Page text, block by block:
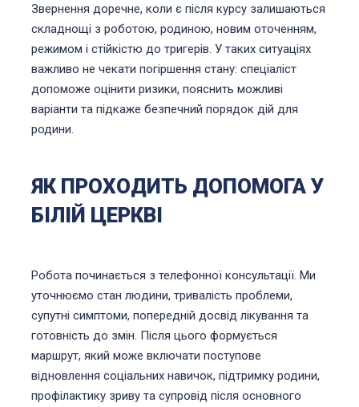
Звернення доречне, коли є після курсу залишаються
складнощі з роботою, родиною, новим оточенням,
режимом і стійкістю до тригерів. У таких ситуаціях
важливо не чекати погіршення стану: спеціаліст
допоможе оцінити ризики, пояснить можливі
варіанти та підкаже безпечний порядок дій для
родини.
ЯК ПРОХОДИТЬ ДОПОМОГА У
БІЛІЙ ЦЕРКВІ
Робота починається з телефонної консультації. Ми
уточнюємо стан людини, тривалість проблеми,
супутні симптоми, попередній досвід лікування та
готовність до змін. Після цього формується
маршрут, який може включати поступове
відновлення соціальних навичок, підтримку родини,
профілактику зриву та супровід після основного